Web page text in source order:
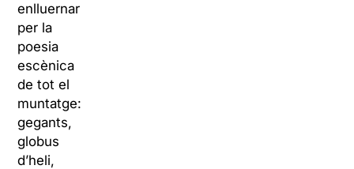
enlluernar
per la
poesia
escènica
de tot el
muntatge:
gegants,
globus
d’heli,